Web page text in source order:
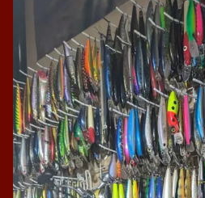
釣り場で見た生き物2
検索